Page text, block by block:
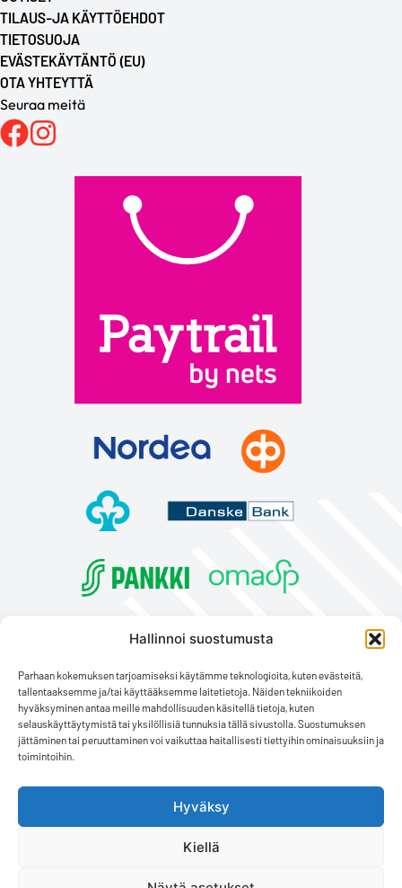
Hallinnoi suostumusta
Parhaan kokemuksen tarjoamiseksi käytämme teknologioita, kuten evästeitä,
tallentaaksemme ja/tai käyttääksemme laitetietoja. Näiden tekniikoiden
hyväksyminen antaa meille mahdollisuuden käsitellä tietoja, kuten
selauskäyttäytymistä tai yksilöllisiä tunnuksia tällä sivustolla. Suostumuksen
jättäminen tai peruuttaminen voi vaikuttaa haitallisesti tiettyihin ominaisuuksiin ja
toimintoihin.
Hyväksy
Kiellä
TILAUS-JA KÄYTTÖEHDOT
TIETOSUOJA
EVÄSTEKÄYTÄNTÖ (EU)
OTA YHTEYTTÄ
Seuraa meitä